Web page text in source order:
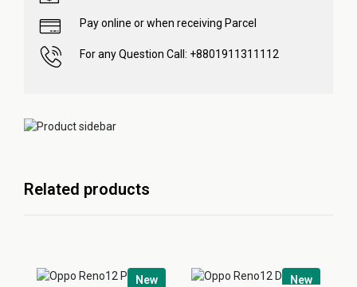
Pay online or when receiving Parcel
For any Question Call: +8801911311112
Related products
New
New